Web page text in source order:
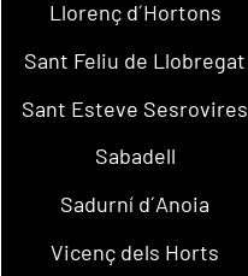
Llorenç d´Hortons
Sant Feliu de Llobregat
Sant Esteve Sesrovires
Sabadell
Sadurní d´Anoia
Vicenç dels Horts